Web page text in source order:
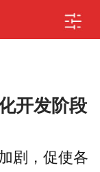
开发阶段
剧，促使各